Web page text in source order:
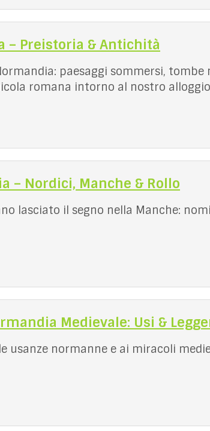
– Preistoria & Antichità
paesaggi sommersi,
romana intorno al nostro
– Nordici, Manche & Rollo
lasciato il segno nella Manche:
Medievale: Usi &
usanze normanne e ai miracoli